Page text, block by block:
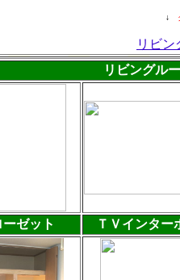
↓
リビン
リビングル
ーゼット ＴＶインター